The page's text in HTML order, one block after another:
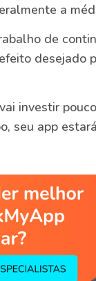
a
de
desejado
investir
seu app